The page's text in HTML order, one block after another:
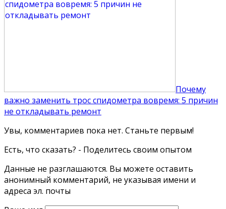
Почему
важно заменить трос спидометра вовремя: 5 причин
не откладывать ремонт
Увы, комментариев пока нет. Станьте первым!
Есть, что сказать? - Поделитесь своим опытом
Данные не разглашаются. Вы можете оставить
анонимный комментарий, не указывая имени и
адреса эл. почты